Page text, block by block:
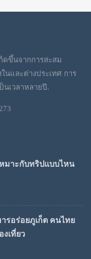
ดขึ้นจากการสะสม
นและต่างประเทศ การ
เวลาหลายปี.
หมาะกับทริปแบบไหน
รอร่อยภูเก็ต คนไทย
เที่ยว